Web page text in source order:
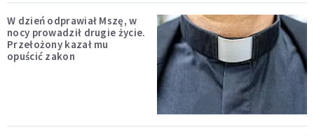
W dzień odprawiał Mszę, w
nocy prowadził drugie życie.
Przełożony kazał mu
opuścić zakon